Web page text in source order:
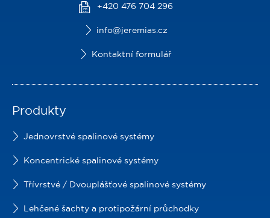
+420 476 704 296
info@jeremias.cz
Kontaktní formulář
Produkty
Jednovrstvé spalinové systémy
Koncentrické spalinové systémy
Třívrstvé / Dvouplášťové spalinové systémy
Lehčené šachty a protipožární průchodky